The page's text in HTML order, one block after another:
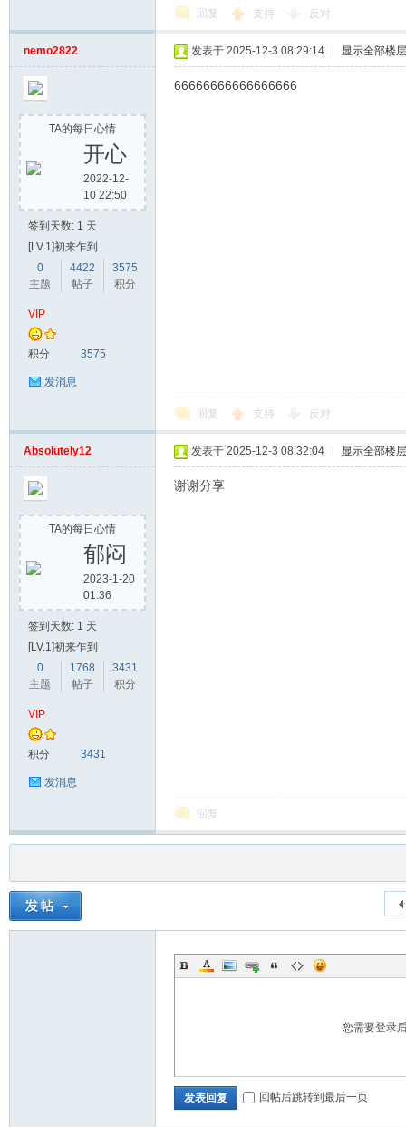
回复 支持 反对
nemo2822
TA的每日心情
开心
2022-12-
10 22:50
签到天数: 1 天
[LV.1]初来乍到
0
主题
4422
帖子
3575
积分
VIP
积分 3575
发消息
发表于 2025-12-3 08:29:14 显示全部楼层
66666666666666666
回复 支持 反对
Absolutely12
TA的每日心情
郁闷
2023-1-20
01:36
签到天数: 1 天
[LV.1]初来乍到
0
主题
1768
帖子
3431
积分
VIP
积分 3431
发消息
发表于 2025-12-3 08:32:04 显示全部楼层
谢谢分享
回复
您需要登录
发表回复 回帖后跳转到最后一页